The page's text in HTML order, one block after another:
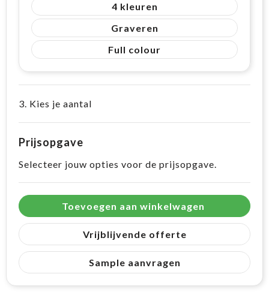
4
Graveren
Full colour
3. Kies je aantal
Prijsopgave
Selecteer jouw opties voor de prijsopgave.
Toevoegen aan winkelwagen
Vrijblijvende offerte
Sample aanvragen